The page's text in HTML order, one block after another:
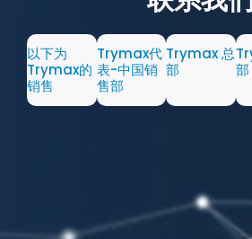
以下为
Trymax的
销售
Trymax代
表-中国销
售部
Trymax 总
部
部